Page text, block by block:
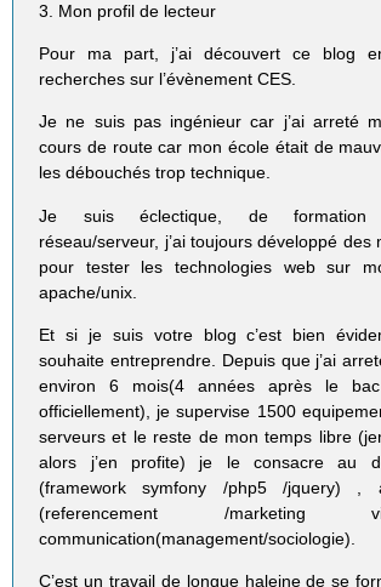
3. Mon profil de lecteur
Pour ma part, j’ai découvert ce blog
recherches sur l’évènement CES.
Je ne suis pas ingénieur car j’ai arreté
cours de route car mon école était de
les débouchés trop technique.
Je suis éclectique, de formation
réseau/serveur, j’ai toujours développé des
pour tester les technologies web sur
apache/unix.
Et si je suis votre blog c’est bien
souhaite entreprendre. Depuis que j’ai
environ 6 mois(4 années après le
officiellement), je supervise 1500
serveurs et le reste de mon temps libre
alors j’en profite) je le consacre au
(framework symfony /php5 /jquery) ,
(referencement /
communication(management/sociologie).
C’est un travail de longue haleine de se